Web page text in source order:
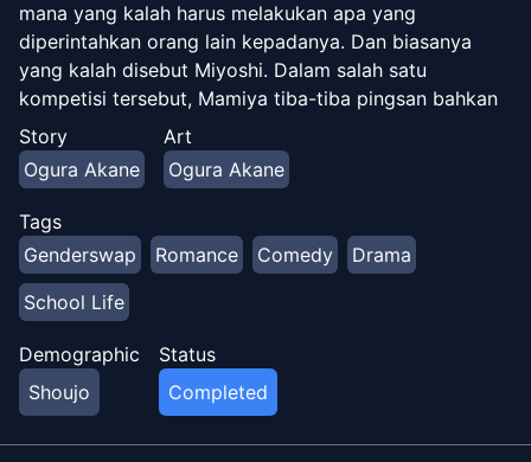
mana yang kalah harus melakukan apa yang
diperintahkan orang lain kepadanya. Dan biasanya
yang kalah disebut Miyoshi. Dalam salah satu
kompetisi tersebut, Mamiya tiba-tiba pingsan bahkan
harus dibawa ke rumah sakit. Yang mengejutkan
semua orang, dia kembali sebagai perempuan, karena
tes menunjukkan bahwa dia secara genetik
perempuan. Hidup sebagai seorang gadis kini
memberinya tantangan tak terduga...
Story
Ogura Akane
Art
Ogura Akane
Tags
Genderswap
Romance Comedy
Drama
School Life
Demographic
Shoujo
Status
Completed